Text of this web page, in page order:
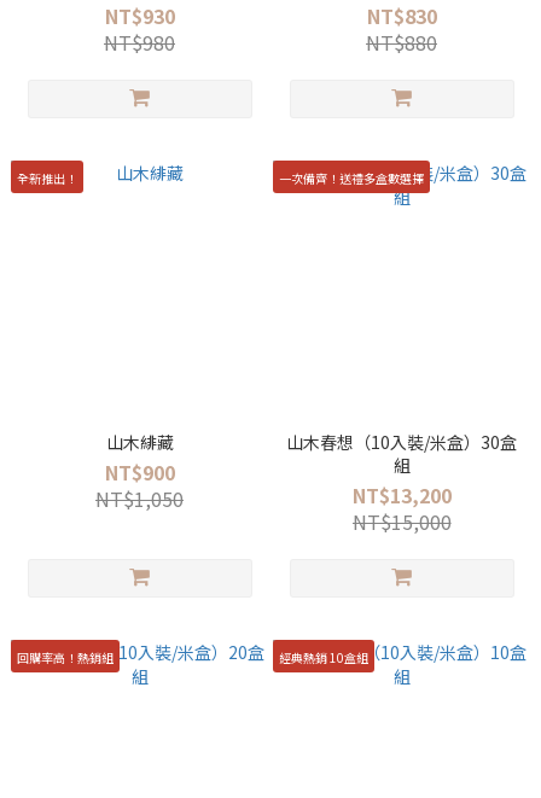
NT$930
NT$980
NT$830
NT$880
全新推出！
山木緋藏
NT$900
NT$1,050
一次備齊！送禮多盒數選擇
山木春想（10入裝/米盒）30盒
組
NT$13,200
NT$15,000
回購率高！熱銷組 經典熱銷 10盒組